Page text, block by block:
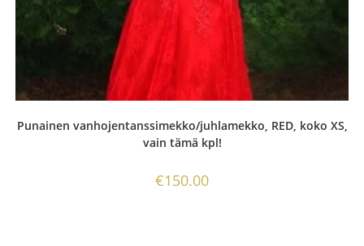
Punainen vanhojentanssimekko/juhlamekko, RED, koko XS,
vain tämä kpl!
€150.00